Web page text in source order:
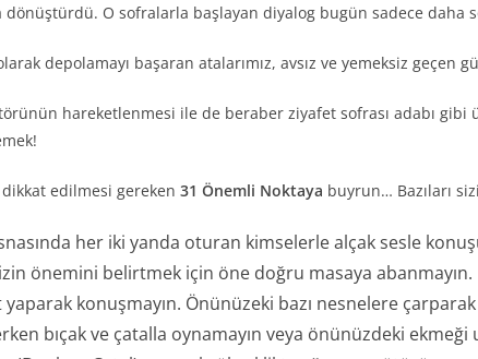
dönüştürdü. O sofralarla başlayan diyalog bugün sadece daha
depolamayı başaran atalarımız, avsız ve yemeksiz geçen
hareketlenmesi ile de beraber ziyafet sofrası adabı
edilmesi gereken 31 Önemli Noktaya buyrun… Bazıları
her iki yanda oturan kimselerle alçak sesle
önemini belirtmek için öne doğru masaya abanmayın.
konuşmayın. Önünüzeki bazı nesnelere
bıçak ve çatalla oynamayın veya önünüzdeki ekmeği